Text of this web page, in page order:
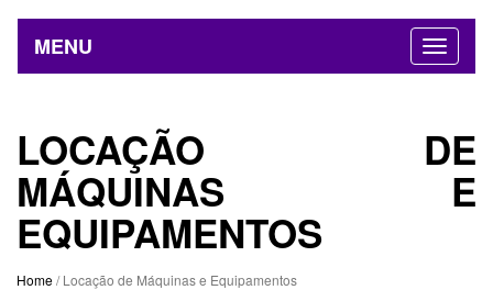
MENU
LOCAÇÃO DE
MÁQUINAS E
EQUIPAMENTOS
Home/ Locação de Máquinas e Equipamentos